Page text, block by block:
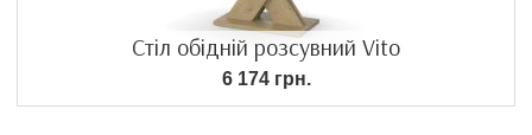
Стіл обідній розсувний Vito
6 174 грн.